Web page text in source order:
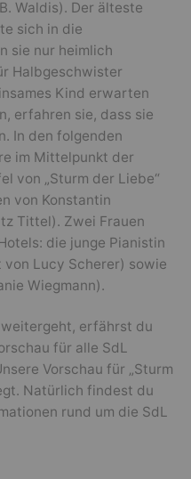
Waldis). Der älteste
sich in die
sie nur heimlich
Halbgeschwister
Kind erwarten
erfahren sie, dass sie
In den folgenden
im Mittelpunkt der
von „Sturm der Liebe“
von Konstantin
Tittel). Zwei Frauen
die junge Pianistin
Lucy Scherer) sowie
Wiegmann).
weitergeht, erfährst du
für alle SdL
Vorschau für „Sturm
Natürlich findest du
rund um die SdL